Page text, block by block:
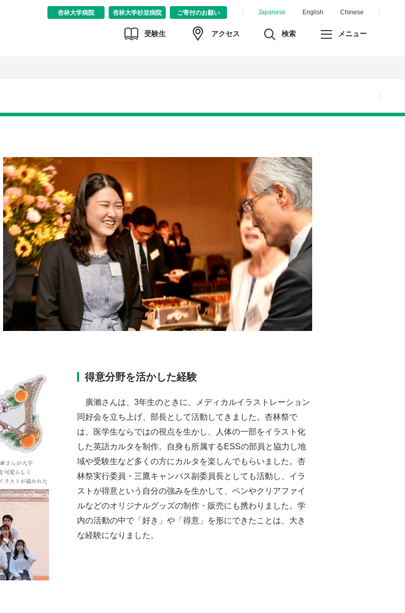
Japanese English Chinese
杏林大学病院 杏林大学杉並病院 ご寄付のお願い
受験生 アクセス 検索 メニュー
得意分野を活かした経験
廣瀨さんは、3年生のときに、メディカルイラストレーション
同好会を立ち上げ、部長として活動してきました。杏林祭で
は、医学生ならではの視点を生かし、人体の一部をイラスト化
した英語カルタを制作。自身も所属するESSの部員と協力し地
域や受験生など多くの方にカルタを楽しんでもらいました。杏
林祭実行委員・三鷹キャンパス副委員長としても活動し、イラ
ストが得意という自分の強みを生かして、ペンやクリアファイ
ルなどのオリジナルグッズの制作・販売にも携わりました。学
内の活動の中で「好き」や「得意」を形にできたことは、大き
な経験になりました。